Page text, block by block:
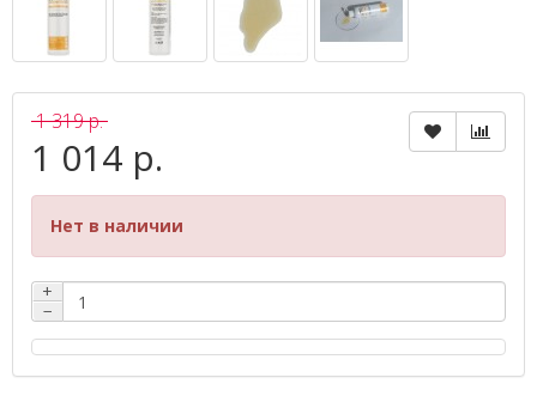
1 319 р.
1 014 р.
Нет в наличии
+
−